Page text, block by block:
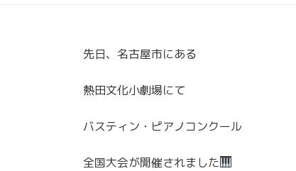
先日、名古屋市にある
熱田文化小劇場にて
バスティン・ピアノコンクール
全国大会が開催されました